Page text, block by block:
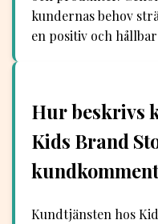
kundernas behov
en positiv och
Hur beskrivs
Kids Brand
Kundtjänsten hos